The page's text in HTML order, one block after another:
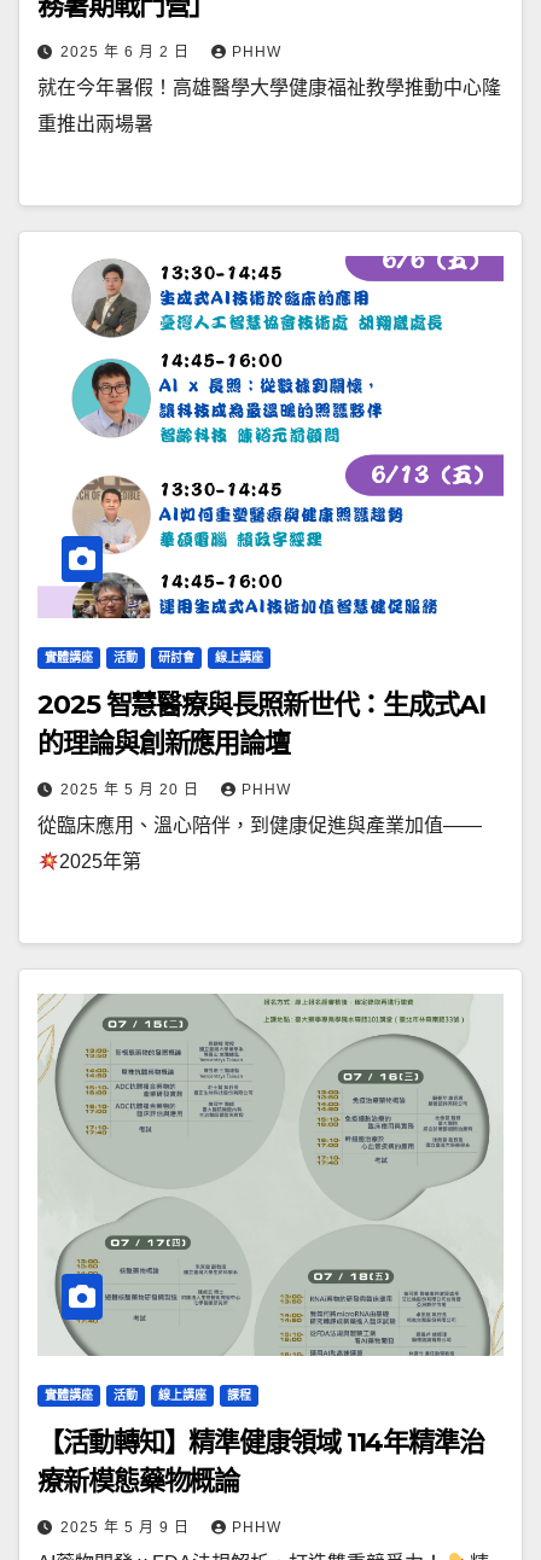
2025 年 6 月 2 日 PHHW
就在今年暑假！高雄醫學大學健康福祉教學推動中心隆
重推出兩場暑
實體講座 活動 研討會 線上講座
2025 智慧醫療與長照新世代：生成式AI
的理論與創新應用論壇
2025 年 5 月 20 日 PHHW
從臨床應用、溫心陪伴，到健康促進與產業加值——
2025年第
實體講座 活動 線上講座 課程
【活動轉知】精準健康領域 114年精準治
療新模態藥物概論
2025 年 5 月 9 日 PHHW